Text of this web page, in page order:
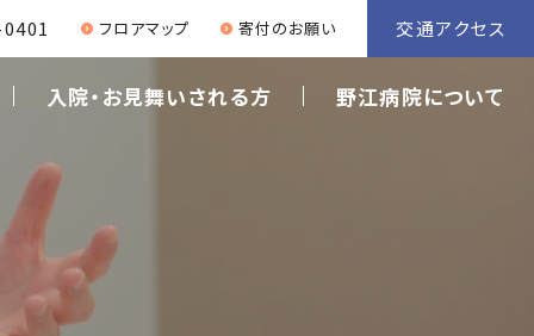
フロアマップ 寄付のお願い 交通アクセス
入院・お見舞いされる方 野江病院について